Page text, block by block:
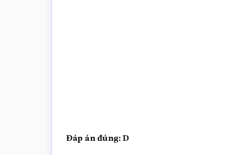
Đáp án đúng: D